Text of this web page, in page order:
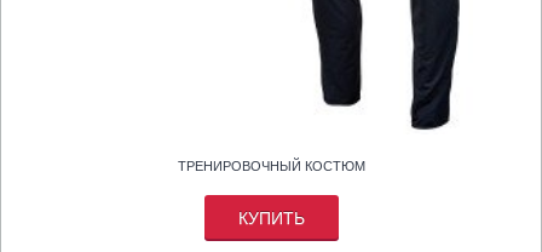
ТРЕНИРОВОЧНЫЙ КОСТЮМ
КУПИТЬ